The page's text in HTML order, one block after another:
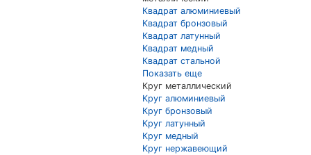
Квадрат алюминиевый
Квадрат бронзовый
Квадрат латунный
Квадрат медный
Квадрат стальной
Показать еще
Круг металлический
Круг алюминиевый
Круг бронзовый
Круг латунный
Круг медный
Круг нержавеющий